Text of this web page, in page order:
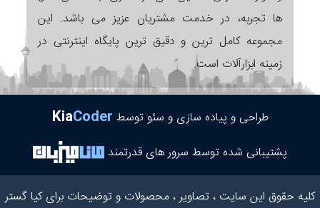
ها تجربه، در خدمت مشتریان عزیز می باشد. این
مجموعه کامل ترین و دقیق ترین پایگاه اینترنتی در
زمینه ابزارآلات است.
طراحی و پیاده سازی و سئو توسط KiaCoder
پشتیبانی شده توسط سرور های قدرتمند
کلیه حقوق این سایت ، تصاویر ، محصولات و توضیحات برای کیا گستر